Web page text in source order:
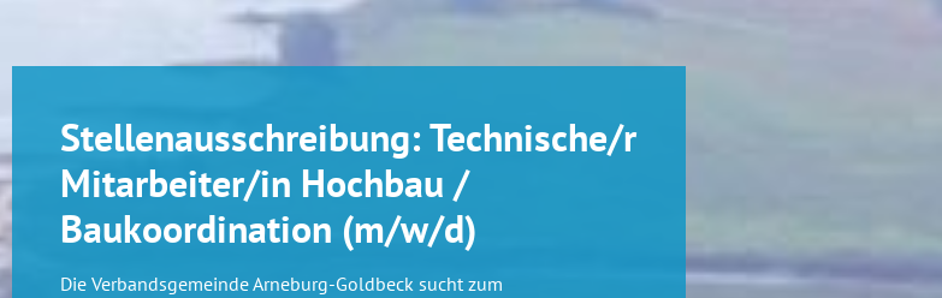
Stellenausschreibung: Technische/r
Mitarbeiter/in Hochbau /
Baukoordination (m/w/d)
Die Verbandsgemeinde Arneburg-Goldbeck sucht zum